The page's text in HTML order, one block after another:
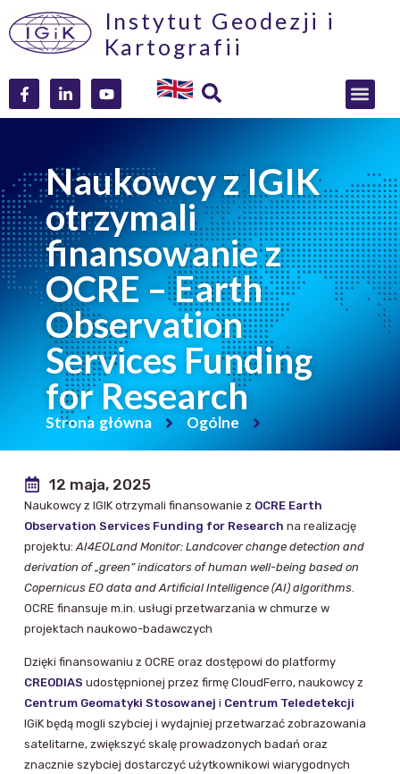
Instytut Geodezji i
Kartografii
Naukowcy z IGIK
otrzymali
finansowanie z
OCRE – Earth
Observation
Services Funding
for Research
Strona główna Ogólne
12 maja, 2025
Naukowcy z IGIK otrzymali finansowanie z OCRE Earth
Observation Services Funding for Research na realizację
projektu: AI4EOLand Monitor: Landcover change detection and
derivation of „green” indicators of human well-being based on
Copernicus EO data and Artificial Intelligence (AI) algorithms
OCRE finansuje m.in. usługi przetwarzania w chmurze w
projektach naukowo-badawczych
Dzięki finansowaniu z OCRE oraz dostępowi do platformy
CREODIAS udostępnionej przez firmę CloudFerro, naukowcy z
Centrum Geomatyki Stosowanej i Centrum Teledetekcji
IGiK będą mogli szybciej i wydajniej przetwarzać zobrazowania
satelitarne, zwiększyć skalę prowadzonych badań oraz
znacznie szybciej dostarczyć użytkownikowi wiarygodnych